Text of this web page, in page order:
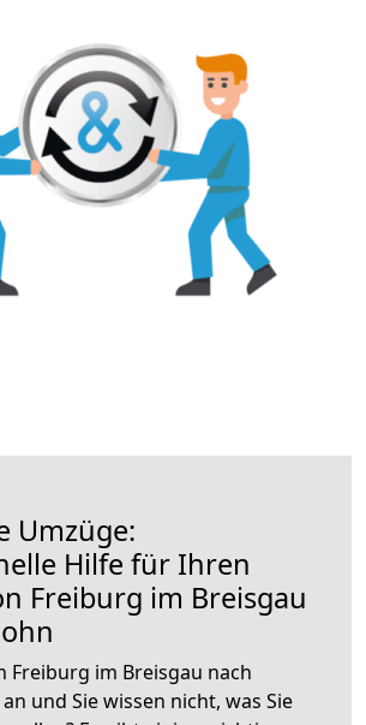
Umzüge:
Hilfe für Ihren
Freiburg im Breisgau
Freiburg im Breisgau nach
und Sie wissen nicht, was Sie